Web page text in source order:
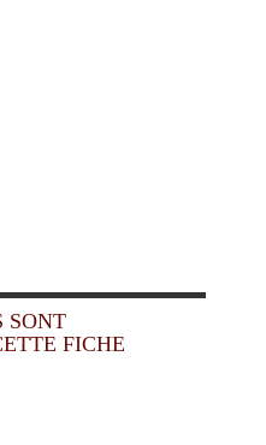
SONT
FICHE